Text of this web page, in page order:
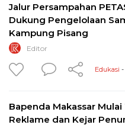
Jalur Persampahan
Dukung Pengelolaan
Kampung Pisang
Editor
Edukasi -
Bapenda Makassar
Reklame dan Kejar